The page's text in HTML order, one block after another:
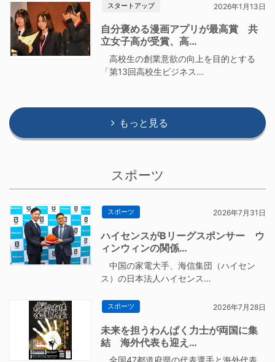
スタートアップ 2026年1月13日
自分褒める漫画アプリが最高賞 共
立女子高が受賞、高…
高校生の創業意欲の向上を目的とする
「第13回高校生ビジネス…
もっと見る
スポーツ
スポーツ 2026年7月31日
ハイセンスがBリーグスポンサー ウ
ィンウィンの関係…
中国の家電大手、海信集団（ハイセン
ス）の日本法人ハイセンス…
スポーツ 2026年7月28日
未来を担うわんぱく力士が両国に集
結 海外代表も迎え…
全国47都道府県の代表選手と海外代表